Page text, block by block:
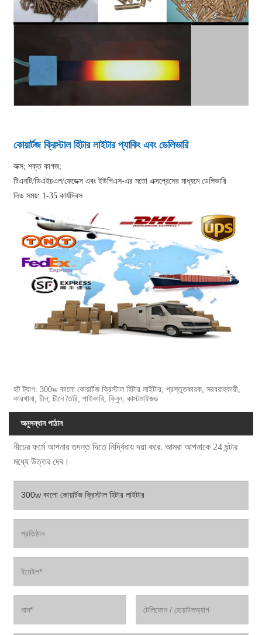
কোয়ার্টজ ক্রিস্টাল হিটার লাইটার প্যাকিং এবং ডেলিভারি
বাক্স; শক্ত কাগজ;
টিএনটি/ডিএইচএল/ফেডেক্স এবং ইউপিএস-এর মতো এক্সপ্রেসের মাধ্যমে ডেলিভারি
লিড সময়: 1-35 কার্যদিবস
হট ট্যাগ: 300w কালো কোয়ার্টজ ক্রিস্টাল হিটার লাইটার, প্রস্তুতকারক, সরবরাহকারী,
কারখানা, চীন, চীনে তৈরি, পাইকারি, কিনুন, কাস্টমাইজড
অনুসন্ধান পাঠান
নীচের ফর্মে আপনার তদন্ত দিতে নির্দ্বিধায় দয়া করে. আমরা আপনাকে 24 ঘন্টার
মধ্যে উত্তর দেব।